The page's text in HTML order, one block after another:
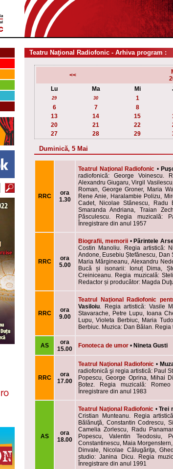
Teatru Naţional Radiofonic - Arhiva program :
<<
Lu
Ma Mi
29 30 1
6
7 8
13
14 15
20
21 22
27
28 29
Duminică, 5 Mai
RRC
ora
1.30
Teatrul Naţional Radiofonic •
radiofonică: George Voinescu.
Alexandru Giugaru, Virgil
Roman, George Groner, Maria
Rene Anie, Haralambie Polizu,
Cadet, Nicolae Stănescu, Radu
Smaranda Andriana, Traian
Păsculescu. Regia muzicală:
Înregistrare din anul 1957
RRC
ora
5.00
Biografii, memorii • Pãrintele
Costin Manoliu. Regia artistică:
Andone, Eusebiu Ștefănescu,
Maria Mărgineanu, Alexandru
Bucă și isonarii: Ionuț Dima,
Creiniceanu. Regia muzicală:
Redactor și producător: Magda
RRC
ora
9.00
Teatrul Naţional Radiofonic
Vasiloiu. Regia artistică: Vasile
Stavarache, Petre Lupu, Ioana
Lupu, Violeta Berbiuc, Maria
Berbiuc. Muzica: Dan Bălan.
AS
ora
15.00
Fonoteca de umor • Nineta Gusti
RRC
ora
17.00
Teatrul Naţional Radiofonic •
radiofonică şi regia artistică: Paul
Popescu, George Oprina, Mihai
Botez. Regia muzicală:
Înregistrare din anul 1983
AS
ora
18.00
Teatrul Naţional Radiofonic • Trei
Cristian Munteanu. Regia
Bălănuţă, Constantin Codrescu,
Camelia Zorlescu, Radu
Popescu, Valentin Teodosiu,
Constantinescu, Maia
Dinvale, Nicolae Călugăriţa,
studio: Janina Dicu. Regia
Înregistrare din anul 1991